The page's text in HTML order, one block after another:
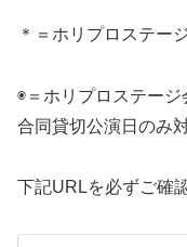
＊＝ホリプロステー
◉＝ホリプロステー
合同貸切公演日のみ
下記URLを必ずご確